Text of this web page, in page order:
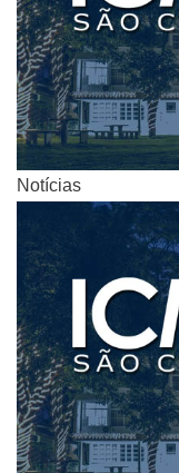
Notícias